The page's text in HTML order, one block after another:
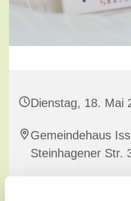
Dienstag, 18. Mai
Gemeindehaus
Steinhagener Str.